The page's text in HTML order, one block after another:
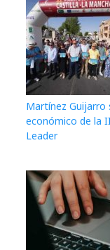
Martínez Guijarro
económico de la
Leader